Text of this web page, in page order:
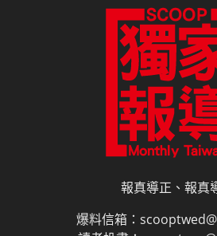
報真導正、報真
爆料信箱：